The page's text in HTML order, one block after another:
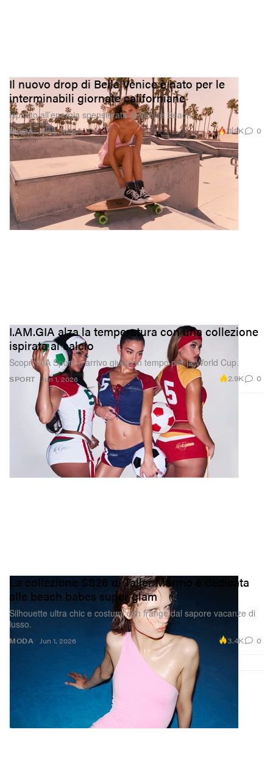
MODA
Il nuovo drop di Bella Venice è nato per le
interminabili giornate californiane
Ispirato all’energia spensierata di Venice Beach.
Jun 1, 2026 11.9K 0
SPORT
I.AM.GIA alza la temperatura con una collezione
ispirata al calcio
Scopri GIA Sport in arrivo giusto in tempo per la World Cup.
Jun 1, 2026 2.9K 0
MODA
La collezione SS26 di Taller Marmo è dedicata
alle beach babes super glam
Silhouette ultra chic e costumi con frange dal sapore vacanze di
lusso.
Jun 1, 2026 3.4K 0